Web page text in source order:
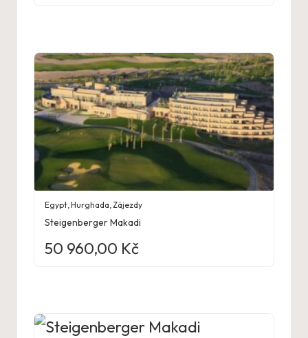
Egypt ,Hurghada Zájezdy
Steigenberger Makadi
50 960,00 Kč